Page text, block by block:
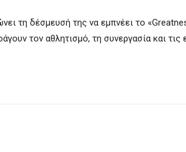
τη δέσμευσή της να εμπνέει το
τον αθλητισμό, τη συνεργασία και τις